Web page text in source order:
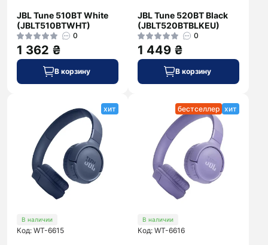
JBL Tune 510BT White
(JBLT510BTWHT)
0
1 362 ₴
В корзину
JBL Tune 520BT Black
(JBLT520BTBLKEU)
0
1 449 ₴
В корзину
хит
В наличии
Код: WT-6615
бестселлер хит
В наличии
Код: WT-6616